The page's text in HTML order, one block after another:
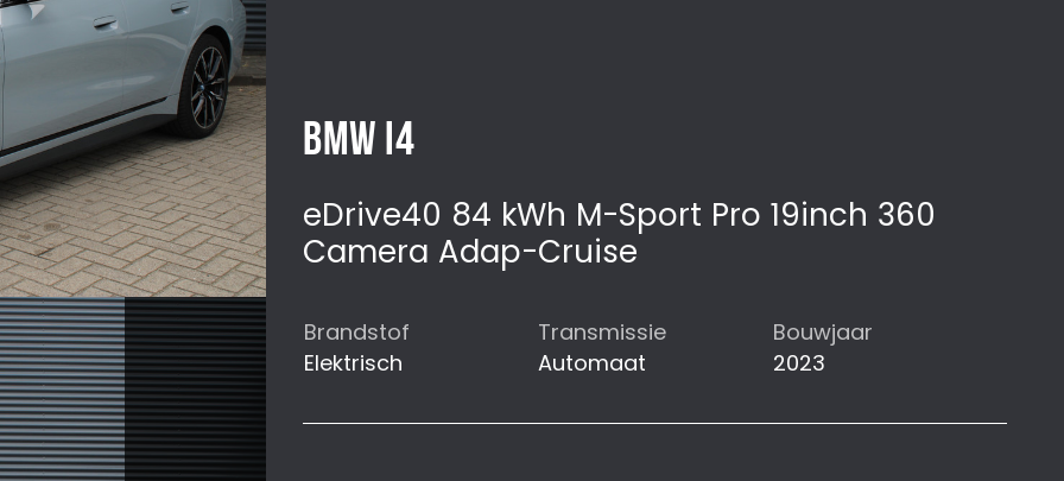
BMW I4
eDrive40 84 kWh M-Sport Pro 19inch 360
Camera Adap-Cruise
Brandstof
Elektrisch
Transmissie
Automaat
Bouwjaar
2023